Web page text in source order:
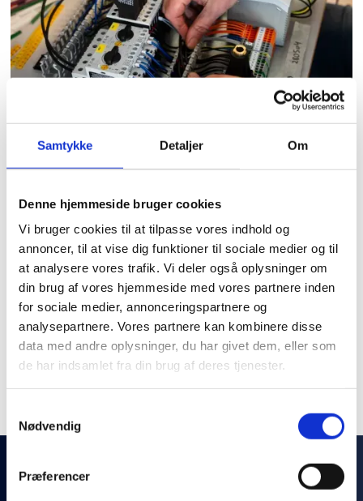
Samtykke Detaljer Om
Denne hjemmeside bruger cookies
Vi bruger cookies til at tilpasse vores indhold og
annoncer, til at vise dig funktioner til sociale medier og til
at analysere vores trafik. Vi deler også oplysninger om
din brug af vores hjemmeside med vores partnere inden
for sociale medier, annonceringspartnere og
analysepartnere. Vores partnere kan kombinere disse
data med andre oplysninger, du har givet dem, eller som
de har indsamlet fra din brug af deres tjenester.
Nødvendig
Præferencer
Nyt Lederskab hos Hennodahl
Electronic
Ældre nyheder